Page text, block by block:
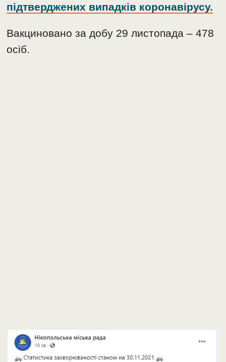
підтверджених випадків коронавірусу.
Вакциновано за добу 29 листопада – 478
осіб.